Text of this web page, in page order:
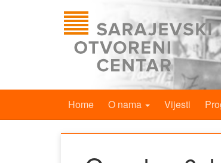
Home O nama Vijesti